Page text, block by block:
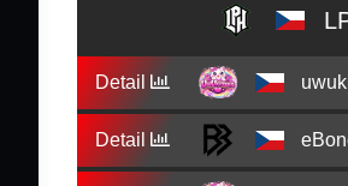
Detail
Detail